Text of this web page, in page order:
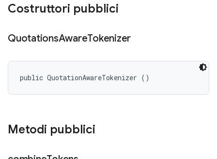
Costruttori pubblici
QuotationsAwareTokenizer
public QuotationAwareTokenizer ()
Metodi pubblici